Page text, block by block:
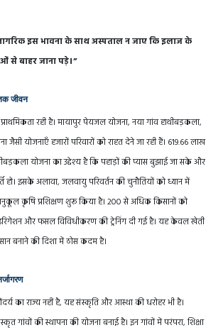
इस भावना के साथ अस्पताल न जाए कि इलाज के
से बाहर जाना पड़े।”
जीवन
रही है। मायापुर पेयजल योजना, नया गांव हाथीबड़कला,
योजनाएँ हजारों परिवारों को राहत देने जा रही हैं। 619.66 लाख
योजना का उद्देश्य है कि पहाड़ों की प्यास बुझाई जा सके और
हो। इसके अलावा, जलवायु परिवर्तन की चुनौतियों को ध्यान में
कृषि प्रशिक्षण शुरू किया है। 200 से अधिक किसानों को
और फसल विविधीकरण की ट्रेनिंग दी गई है। यह केवल खेती
बनाने की दिशा में ठोस कदम है।
का राज्य नहीं है, यह संस्कृति और आस्था की धरोहर भी है।
गांवों की स्थापना की योजना बनाई है। इन गांवों में परंपरा, शिक्षा